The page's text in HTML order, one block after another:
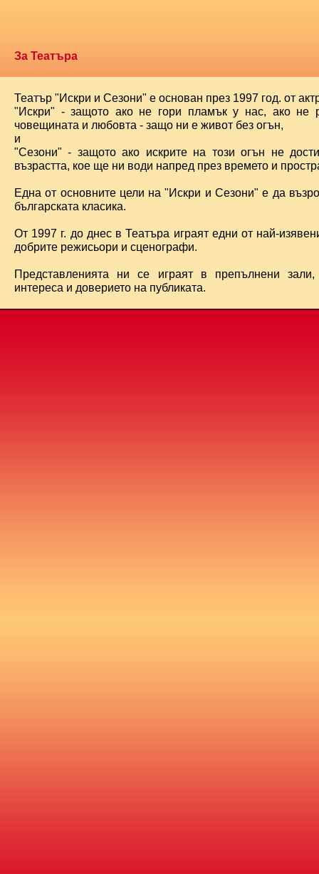
За Театъра
Театър "Искри и Сезони" е основан през 1997 год. от
"Искри" - защото ако не гори пламък у нас, ако не
човещината и любовта - защо ни е живот без огън,
и
"Сезони" - защото ако искрите на този огън не
възрастта, кое ще ни води напред през времето и
Една от основните цели на "Искри и Сезони" е да
българската класика.
От 1997 г. до днес в Театъра играят едни от най-
добрите режисьори и сценографи.
Представленията ни се играят в препълнени
интереса и доверието на публиката.